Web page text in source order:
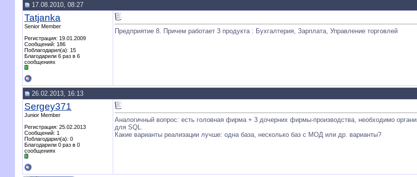
17.08.2010, 08:27
Tatjanka
Senior Member
Регистрация: 19.01.2009
Сообщений: 186
Поблагодарил(а): 15
Благодарили 6 раз в 6
сообщениях
Предприятие 8. Причем работает 3 продукта : Бухгалтерия, Зарплата, Управление торговлей
26.02.2013, 16:13
Sergey371
Junior Member
Регистрация: 25.02.2013
Сообщений: 1
Поблагодарил(а): 0
Благодарили 0 раз в 0
сообщениях
Аналогичный вопрос: есть головная фирма + 3 дочерних фирмы-производства, необходимо
для SQL.
Какие варианты реализации лучше: одна база, несколько баз с МОД или др. варианты?